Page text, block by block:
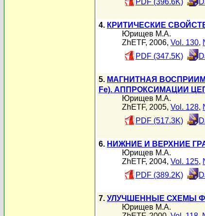
PDF (396.6K)
4. КРИТИЧЕСКИЕ
Юрищев М.А.
ZhETF, 2006, Vol. 130,
PDF (347.5K)
5. МАГНИТНАЯ
Fe). АППРОКСИМАЦИИ
Юрищев М.А.
ZhETF, 2005, Vol. 128,
PDF (517.3K)
6. НИЖНИЕ И ВЕРХНИЕ
Юрищев М.А.
ZhETF, 2004, Vol. 125,
PDF (389.2K)
7. УЛУЧШЕННЫЕ СХЕМЫ
Юрищев М.А.